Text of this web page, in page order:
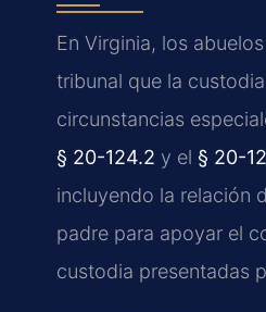
En Virginia, los
tribunal que la
circunstancias
§ 20-124.2 y el § 20-
incluyendo la relación
padre para apoyar el
custodia presentadas